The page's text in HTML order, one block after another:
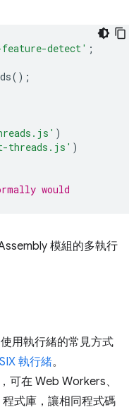
feature-detect' ;
();
)
threads.js' )
would
模組的多執行
用執行緒的常見方式
執行緒。
，可在 Web Workers、
程式庫，讓相同程式碼